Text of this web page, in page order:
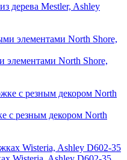
дерева Mestler, Ashley
элементами North Shore,
с резным декором North